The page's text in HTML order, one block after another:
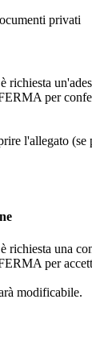
privati
richiesta
per
l'allegato (se
richiesta una
per
modificabile.